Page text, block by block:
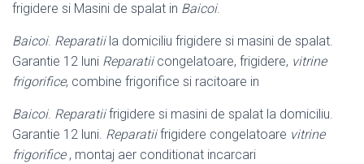
frigidere si Masini de spalat in Baicoi.
Baicoi. Reparatiila domiciliu frigidere si masini de spalat.
Garantie 12 luni Reparatiicongelatoare, frigidere, vitrine
frigorifice, combine frigorifice si racitoare in
Baicoi. Reparatiifrigidere si masini de spalat la domiciliu.
Garantie 12 luni. Reparatiifrigidere congelatoare vitrine
frigorifice, montaj aer conditionat incarcari